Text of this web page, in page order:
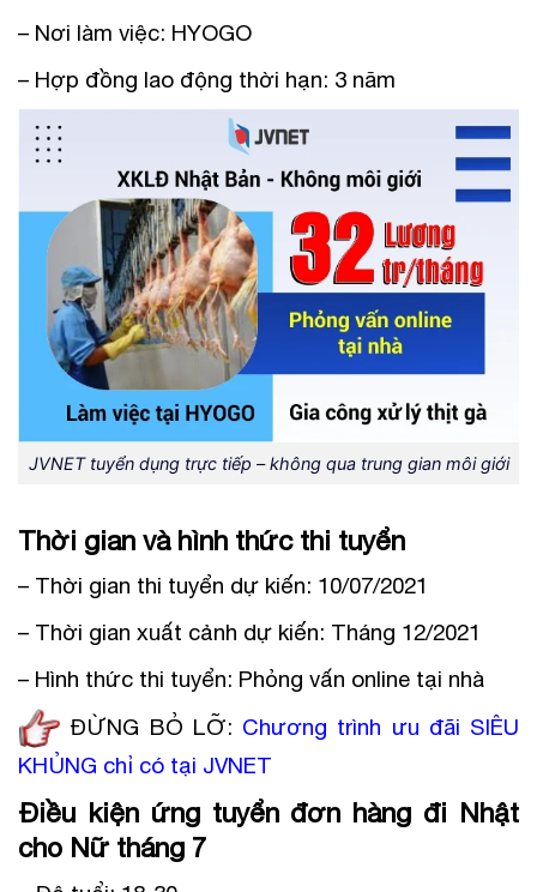
– Nơi làm việc: HYOGO
– Hợp đồng lao động thời hạn: 3 năm
JVNET tuyển dụng trực tiếp – không qua trung gian môi giới
Thời gian và hình thức thi tuyển
– Thời gian thi tuyển dự kiến: 10/07/2021
– Thời gian xuất cảnh dự kiến: Tháng 12/2021
– Hình thức thi tuyển: Phỏng vấn online tại nhà
ĐỪNG BỎ LỠ: Chương trình ưu đãi SIÊU
KHỦNG chỉ có tại JVNET
Điều kiện ứng tuyển đơn hàng đi Nhật
cho Nữ tháng 7